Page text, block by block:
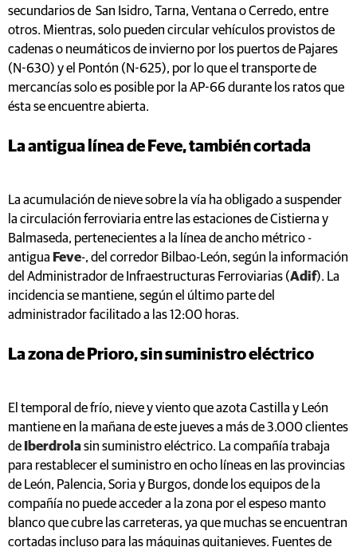
secundarios de San Isidro, Tarna, Ventana o Cerredo, entre
otros. Mientras, solo pueden circular vehículos provistos de
cadenas o neumáticos de invierno por los puertos de Pajares
(N-630) y el Pontón (N-625), por lo que el transporte de
mercancías solo es posible por la AP-66 durante los ratos que
ésta se encuentre abierta.
La antigua línea de Feve, también cortada
La acumulación de nieve sobre la vía ha obligado a suspender
la circulación ferroviaria entre las estaciones de Cistierna y
Balmaseda, pertenecientes a la línea de ancho métrico -
antigua Feve-, del corredor Bilbao-León, según la información
del Administrador de Infraestructuras Ferroviarias (Adif). La
incidencia se mantiene, según el último parte del
administrador facilitado a las 12:00 horas.
La zona de Prioro, sin suministro eléctrico
El temporal de frío, nieve y viento que azota Castilla y León
mantiene en la mañana de este jueves a más de 3.000 clientes
de Iberdrolasin suministro eléctrico. La compañía trabaja
para restablecer el suministro en ocho líneas en las provincias
de León, Palencia, Soria y Burgos, donde los equipos de la
compañía no puede acceder a la zona por el espeso manto
blanco que cubre las carreteras, ya que muchas se encuentran
cortadas incluso para las máquinas quitanieves. Fuentes de